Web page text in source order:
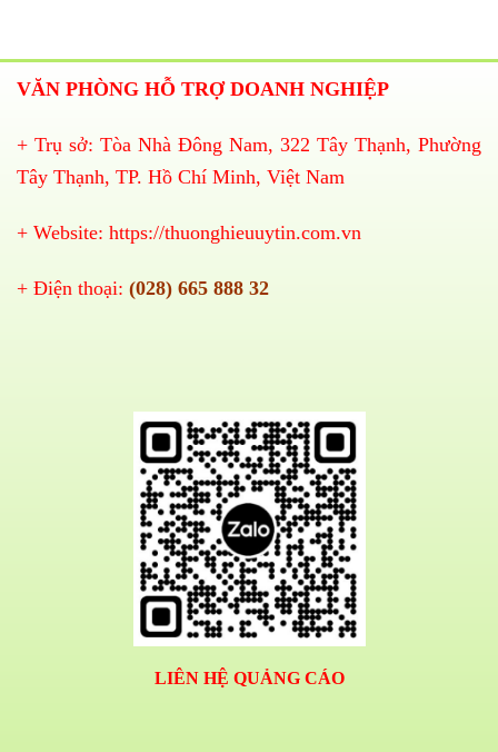
VĂN PHÒNG HỖ TRỢ DOANH NGHIỆP
+ Trụ sở: Tòa Nhà Đông Nam, 322 Tây Thạnh, Phường
Tây Thạnh, TP. Hồ Chí Minh, Việt Nam
+ Website: https://thuonghieuuytin.com.vn
+ Điện thoại: (028) 665 888 32
LIÊN HỆ QUẢNG CÁO